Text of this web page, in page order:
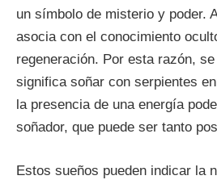
un símbolo de misterio y poder.
asocia con el conocimiento
regeneración. Por esta razón,
significa soñar con serpientes
la presencia de una energía
soñador, que puede ser tanto
Estos sueños pueden indicar la